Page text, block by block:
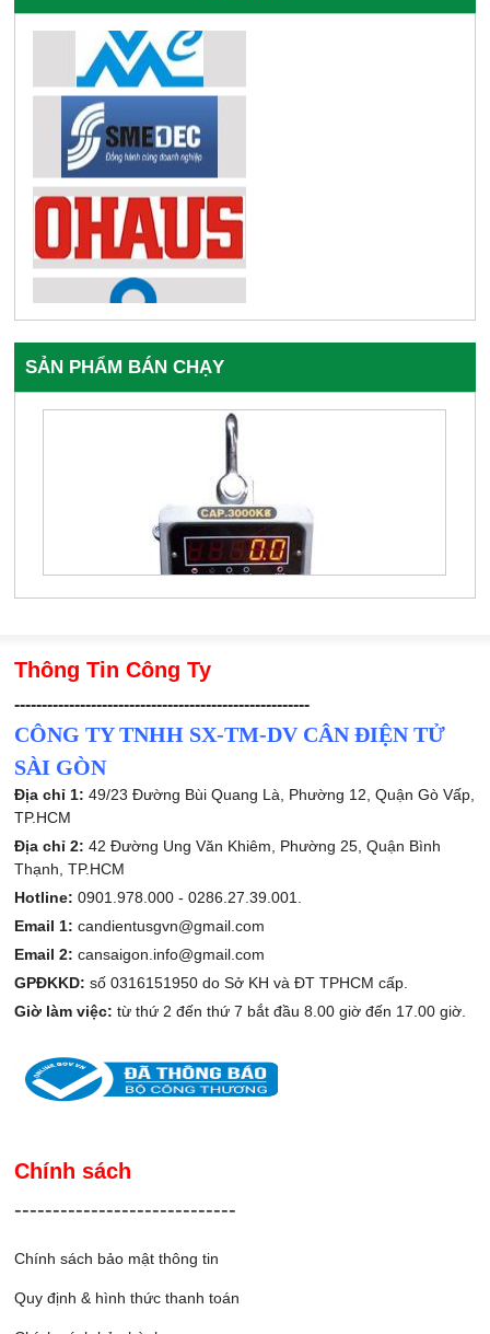
SẢN PHẨM BÁN CHẠY
Thông Tin Công Ty
------------------------------------------------------
CÔNG TY TNHH SX-TM-DV CÂN ĐIỆN TỬ
SÀI GÒN
Địa chỉ 1: 49/23 Đường Bùi Quang Là, Phường 12, Quận Gò Vấp,
TP.HCM
Địa chỉ 2:42 Đường Ung Văn Khiêm, Phường 25, Quận Bình
Thạnh, TP.HCM
Hotline: 0901.978.000 -0286.27.39.001.
Email 1: candientusgvn@gmail.com
Email 2: cansaigon.info@gmail.com
GPĐKKD: số 0316151950 do Sở KH và ĐT TPHCM cấp.
Giờ làm việc: từ thứ 2 đến thứ 7 bắt đầu 8.00 giờ đến 17.00 giờ.
Chính sách
-----------------------------
Chính sách bảo mật thông tin
Quy định & hình thức thanh toán